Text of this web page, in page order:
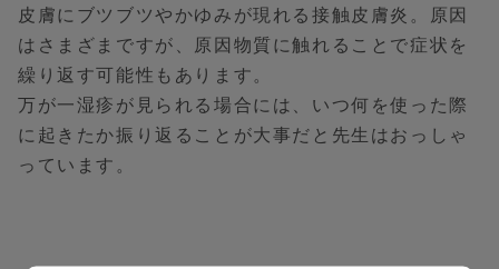
皮膚にブツブツやかゆみが現れる接触皮膚炎。原因
はさまざまですが、原因物質に触れることで症状を
繰り返す可能性もあります。
万が一湿疹が見られる場合には、いつ何を使った際
に起きたか振り返ることが大事だと先生はおっしゃ
っています。